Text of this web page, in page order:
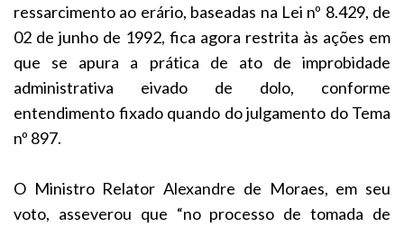
ressarcimento ao erário, baseadas na Lei nº 8.429, de
02 de junho de 1992, fica agora restrita às ações em
que se apura a prática de ato de improbidade
administrativa eivado de dolo, conforme
entendimento fixado quando do julgamento do Tema
nº 897.
O Ministro Relator Alexandre de Moraes, em seu
voto, asseverou que “no processo de tomada de